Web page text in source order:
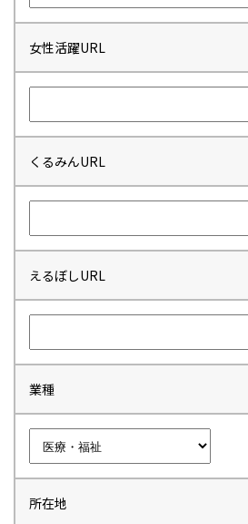
女性活躍URL
くるみんURL
えるぼしURL
業種
所在地